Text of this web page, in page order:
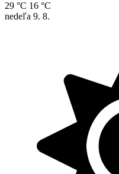
29 °C 16 °C
nedeľa 9. 8.